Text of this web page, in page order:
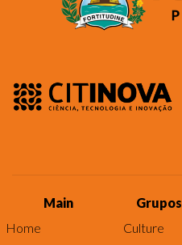
Main
Home
Grupos
Culture